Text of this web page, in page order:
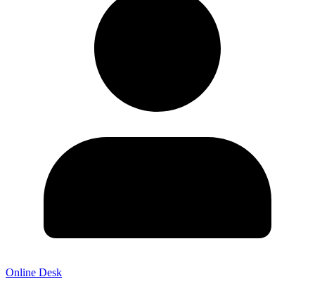
Online Desk